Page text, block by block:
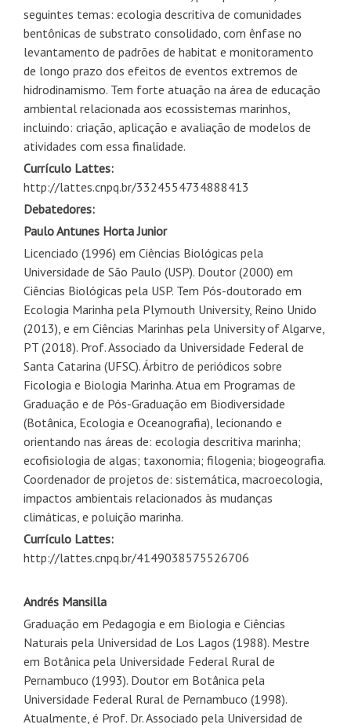
seguintes temas: ecologia descritiva de comunidades
bentônicas de substrato consolidado, com ênfase no
levantamento de padrões de habitat e monitoramento
de longo prazo dos efeitos de eventos extremos de
hidrodinamismo. Tem forte atuação na área de educação
ambiental relacionada aos ecossistemas marinhos,
incluindo: criação, aplicação e avaliação de modelos de
atividades com essa finalidade.
Currículo Lattes:
http://lattes.cnpq.br/3324554734888413
Debatedores:
Paulo Antunes Horta Junior
Licenciado (1996) em Ciências Biológicas pela
Universidade de São Paulo (USP). Doutor (2000) em
Ciências Biológicas pela USP. Tem Pós-doutorado em
Ecologia Marinha pela Plymouth University, Reino Unido
(2013), e em Ciências Marinhas pela University of Algarve,
PT (2018). Prof. Associado da Universidade Federal de
Santa Catarina (UFSC). Árbitro de periódicos sobre
Ficologia e Biologia Marinha. Atua em Programas de
Graduação e de Pós-Graduação em Biodiversidade
(Botânica, Ecologia e Oceanografia), lecionando e
orientando nas áreas de: ecologia descritiva marinha;
ecofisiologia de algas; taxonomia; filogenia; biogeografia.
Coordenador de projetos de: sistemática, macroecologia,
impactos ambientais relacionados às mudanças
climáticas, e poluição marinha.
Currículo Lattes:
http://lattes.cnpq.br/4149038575526706
Andrés Mansilla
Graduação em Pedagogia e em Biologia e Ciências
Naturais pela Universidad de Los Lagos (1988). Mestre
em Botânica pela Universidade Federal Rural de
Pernambuco (1993). Doutor em Botânica pela
Universidade Federal Rural de Pernambuco (1998).
Atualmente, é Prof. Dr. Associado pela Universidad de